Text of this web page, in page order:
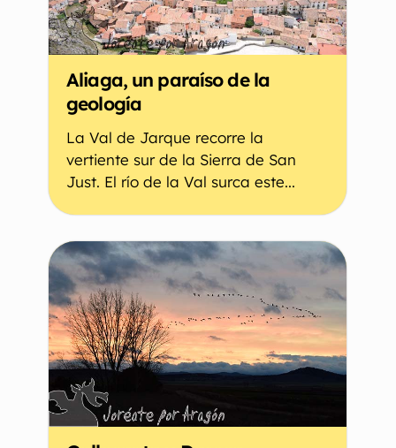
Aliaga, un paraíso de la
geología
La Val de Jarque recorre la
vertiente sur de la Sierra de San
Just. El río de la Val surca este...